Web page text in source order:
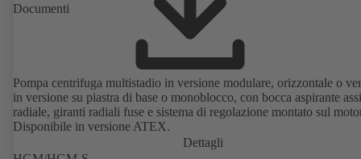
Documenti
Pompa centrifuga multistadio in versione modulare, orizzontale o
in versione su piastra di base o monoblocco, con bocca aspirante
radiale, giranti radiali fuse e sistema di regolazione montato sul
Disponibile in versione ATEX.
Dettagli